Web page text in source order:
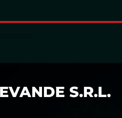
S.R.L.